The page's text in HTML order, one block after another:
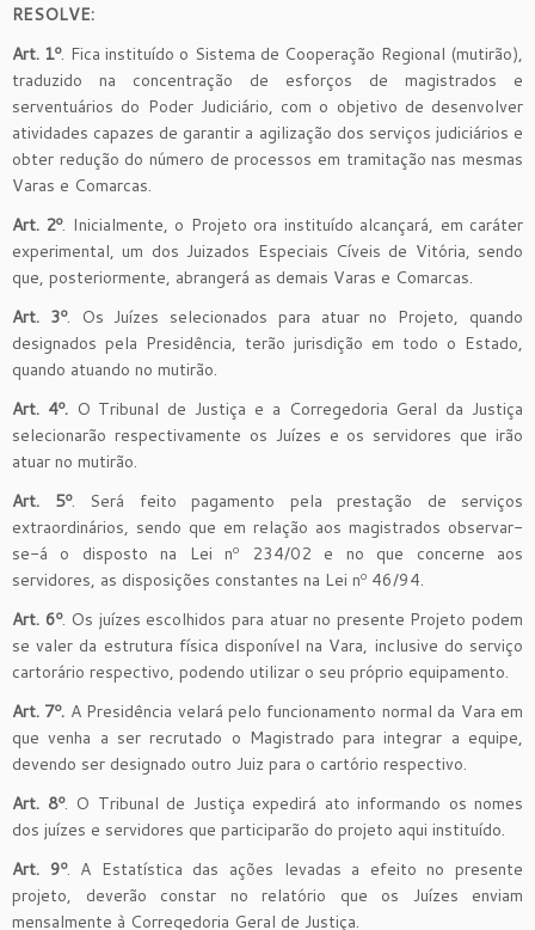
RESOLVE:
Art. 1º. Fica instituído o Sistema de Cooperação Regional (mutirão),
traduzido na concentração de esforços de magistrados e
serventuários do Poder Judiciário, com o objetivo de desenvolver
atividades capazes de garantir a agilização dos serviços judiciários e
obter redução do número de processos em tramitação nas mesmas
Varas e Comarcas.
Art. 2º. Inicialmente, o Projeto ora instituído alcançará, em caráter
experimental, um dos Juizados Especiais Cíveis de Vitória, sendo
que, posteriormente, abrangerá as demais Varas e Comarcas.
Art. 3º. Os Juízes selecionados para atuar no Projeto, quando
designados pela Presidência, terão jurisdição em todo o Estado,
quando atuando no mutirão.
Art. 4º.O Tribunal de Justiça e a Corregedoria Geral da Justiça
selecionarão respectivamente os Juízes e os servidores que irão
atuar no mutirão.
Art. 5º. Será feito pagamento pela prestação de serviços
extraordinários, sendo que em relação aos magistrados observar-
se-á o disposto na Lei nº 234/02 e no que concerne aos
servidores, as disposições constantes na Lei nº 46/94.
Art. 6º. Os juízes escolhidos para atuar no presente Projeto podem
se valer da estrutura física disponível na Vara, inclusive do serviço
cartorário respectivo, podendo utilizar o seu próprio equipamento.
Art. 7º. A Presidência velará pelo funcionamento normal da Vara em
que venha a ser recrutado o Magistrado para integrar a equipe,
devendo ser designado outro Juiz para o cartório respectivo.
Art. 8º. O Tribunal de Justiça expedirá ato informando os nomes
dos juízes e servidores que participarão do projeto aqui instituído.
Art. 9º. A Estatística das ações levadas a efeito no presente
projeto, deverão constar no relatório que os Juízes enviam
mensalmente à Corregedoria Geral de Justiça.